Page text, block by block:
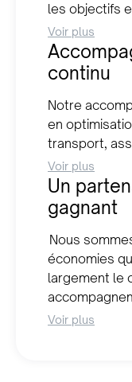
les objectifs
Voir plus
continu
Notre
en
transport,
Voir plus
Un
gagnant
Nous
économies
largement le
Voir plus